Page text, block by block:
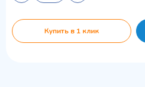
Купить в 1 клик